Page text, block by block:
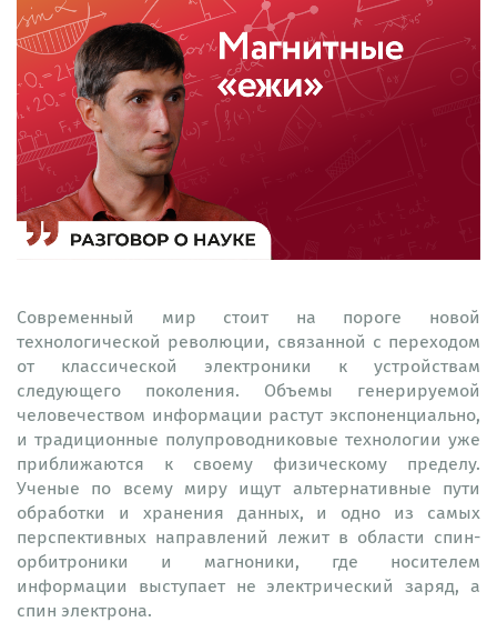
Современный мир стоит на пороге новой
технологической революции, связанной с переходом
от классической электроники к устройствам
следующего поколения. Объемы генерируемой
человечеством информации растут экспоненциально,
и традиционные полупроводниковые технологии уже
приближаются к своему физическому пределу.
Ученые по всему миру ищут альтернативные пути
обработки и хранения данных, и одно из самых
перспективных направлений лежит в области спин-
орбитроники и магноники, где носителем
информации выступает не электрический заряд, а
спин электрона.